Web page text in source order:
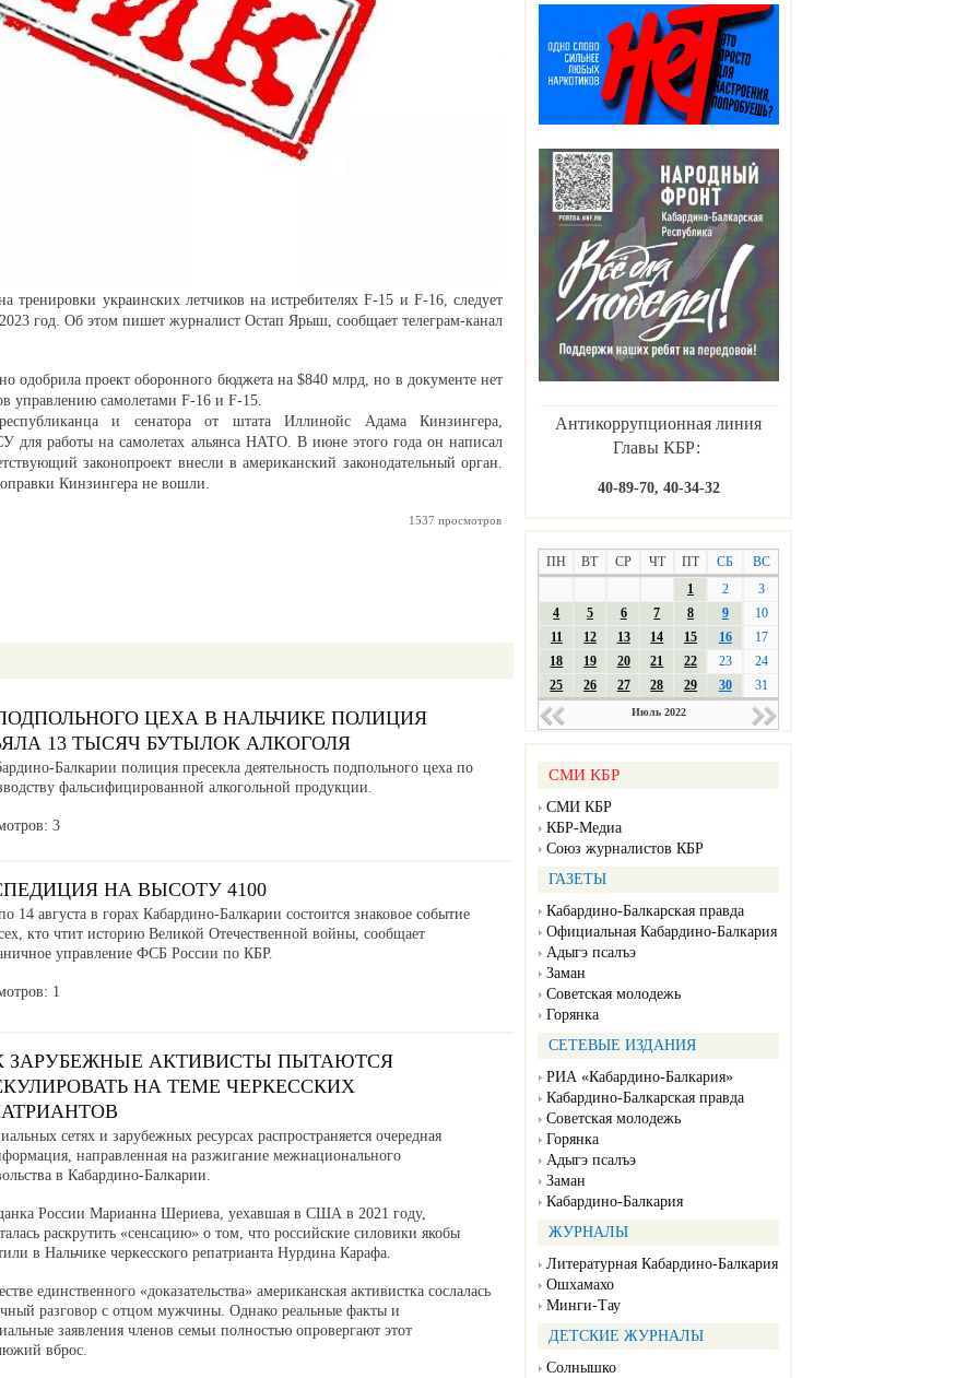
Антикоррупционная линия
Главы КБР:
40-89-70, 40-34-32
ПН ВТ СР ЧТ ПТ СБ
ВС
1
2
3
4
5 6 7 8 9
10
11
12 13 14 15 16
17
18
19 20 21 22 23
24
25
26 27 28 29 30 31
Июль 2022
СМИ КБР
СМИ КБР
КБР-Медиа
Союз журналистов КБР
ГАЗЕТЫ
Кабардино-Балкарская правда
Официальная Кабардино-Балкария
Адыгэ псалъэ
Заман
Советская молодежь
Горянка
СЕТЕВЫЕ ИЗДАНИЯ
РИА «Кабардино-Балкария»
Кабардино-Балкарская правда
Советская молодежь
Горянка
Адыгэ псалъэ
Заман
Кабардино-Балкария
ЖУРНАЛЫ
Литературная Кабардино-Балкария
Ошхамахо
Минги-Тау
ДЕТСКИЕ ЖУРНАЛЫ
Солнышко
украинских летчиков на истребителях F-15 и F-16, следует
год. Об этом пишет журналист Остап Ярыш, сообщает телеграм-канал
одобрила проект оборонного бюджета на $840 млрд, но в документе нет
управлению самолетами F-16 и F-15.
и сенатора от штата Иллинойс Адама Кинзингера,
для работы на самолетах альянса НАТО. В июне этого года он написал
законопроект внесли в американский законодательный орган.
Кинзингера не вошли.
1537 просмотров
ЦЕХА В НАЛЬЧИКЕ ПОЛИЦИЯ
13 ТЫСЯЧ БУТЫЛОК АЛКОГОЛЯ
Балкарии полиция пресекла деятельность подпольного цеха по
фальсифицированной алкогольной продукции.
3
НА ВЫСОТУ 4100
14 августа в горах Кабардино-Балкарии состоится знаковое событие
кто чтит историю Великой Отечественной войны, сообщает
управление ФСБ России по КБР.
1
ЗАРУБЕЖНЫЕ АКТИВИСТЫ ПЫТАЮТСЯ
НА ТЕМЕ ЧЕРКЕССКИХ
сетях и зарубежных ресурсах распространяется очередная
направленная на разжигание межнационального
в Кабардино-Балкарии.
России Марианна Шериева, уехавшая в США в 2021 году,
раскрутить «сенсацию» о том, что российские силовики якобы
в Нальчике черкесского репатрианта Нурдина Карафа.
единственного «доказательства» американская активистка сослалась
разговор с отцом мужчины. Однако реальные факты и
заявления членов семьи полностью опровергают этот
вброс.